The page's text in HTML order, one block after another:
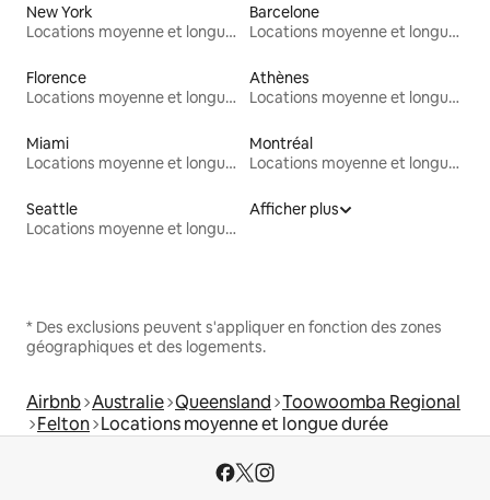
New York
Locations moyenne et longue durée
Barcelone
Locations moyenne et longue durée
Florence
Locations moyenne et longue durée
Athènes
Locations moyenne et longue durée
Miami
Locations moyenne et longue durée
Montréal
Locations moyenne et longue durée
Seattle
Locations moyenne et longue durée
Afficher plus
* Des exclusions peuvent s'appliquer en fonction des zones
géographiques et des logements.
Airbnb Australie Queensland Toowoomba Regional
Felton Locations moyenne et longue durée